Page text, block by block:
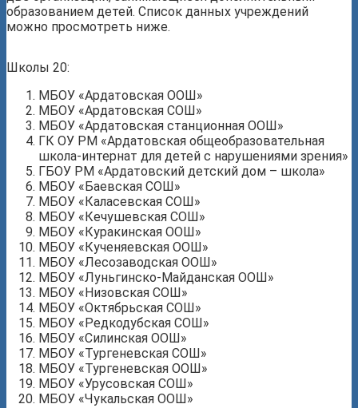
образованием детей. Список данных учреждений
можно просмотреть ниже.
Школы 20:
МБОУ «Ардатовская ООШ»
МБОУ «Ардатовская СОШ»
МБОУ «Ардатовская станционная ООШ»
ГК ОУ РМ «Ардатовская общеобразовательная
школа-интернат для детей с нарушениями зрения»
ГБОУ РМ «Ардатовский детский дом – школа»
МБОУ «Баевская СОШ»
МБОУ «Каласевская СОШ»
МБОУ «Кечушевская СОШ»
МБОУ «Куракинская ООШ»
МБОУ «Кученяевская ООШ»
МБОУ «Лесозаводская ООШ»
МБОУ «Луньгинско-Майданская ООШ»
МБОУ «Низовская СОШ»
МБОУ «Октябрьская СОШ»
МБОУ «Редкодубская СОШ»
МБОУ «Силинская ООШ»
МБОУ «Тургеневская СОШ»
МБОУ «Тургеневская ООШ»
МБОУ «Урусовская СОШ»
МБОУ «Чукальская ООШ»